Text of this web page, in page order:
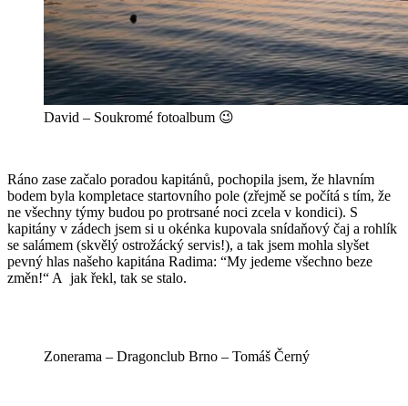
David – Soukromé fotoalbum 😉
Ráno zase začalo poradou kapitánů, pochopila jsem, že hlavním
bodem byla kompletace startovního pole (zřejmě se počítá s tím, že
ne všechny týmy budou po protrsané noci zcela v kondici). S
kapitány v zádech jsem si u okénka kupovala snídaňový čaj a rohlík
se salámem (skvělý ostrožácký servis!), a tak jsem mohla slyšet
pevný hlas našeho kapitána Radima: “My jedeme všechno beze
změn!“ A jak řekl, tak se stalo.
Zonerama – Dragonclub Brno – Tomáš Černý